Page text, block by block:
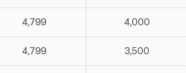
4,799 4,000
4,799 3,500